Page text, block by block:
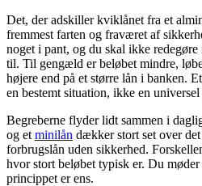
Det, der adskiller kviklånet fra et
fremmest farten og fraværet af
noget i pant, og du skal ikke
til. Til gengæld er beløbet mindre,
højere end på et større lån i banken.
en bestemt situation, ikke en
Begreberne flyder lidt sammen i
og et minilån dækker stort set over
forbrugslån uden sikkerhed.
hvor stort beløbet typisk er. Du
princippet er ens.